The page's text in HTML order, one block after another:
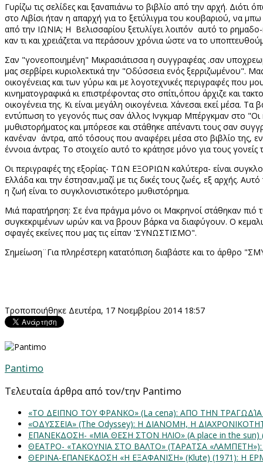
Γυρίζω τις σελίδες και ξαναπιάνω το βιβλίο από την αρχή.
στο Λιβίσι ήταν η απαρχή για το ξετύλιγμα του κουβαριού, να
από την ΙΩΝΙΑ; Η Βελισσαρίου ξετυλίγει λοιπόν αυτό το ρημαδο-
καν τι και χρειάζεται να περάσουν χρόνια ώστε να το
Σαν "γονεοποιημένη" Μικρασιάτισσα η συγγραφέας .σαν
μας σερβίρει κυριολεκτικά την "Οδύσσεια ενός ξερριζωμένου".
οικογένειας και των γύρω και με λογοτεχνικές περιγραφές που
κινηματογραφικά κι επιστρέφοντας στο σπίτι,όπου άρχιζε και
οικογένεια της. Κι είναι μεγάλη οικογένεια. Χάνεσαι εκεί μέσα.
εντύπωση το γεγονός πως σαν άλλος Ινγκμαρ Μπέργκμαν στο "Οι
μυθιστορήματος και μπόρεσε και στάθηκε απέναντι τους σαν
κανέναν άντρα, από τόσους που αναφέρει μέσα στο βιβλίο της,
έννοια άντρας. Το στοιχείο αυτό το κράτησε μόνο για τους γονείς
Οι περιγραφές της εξορίας- ΤΩΝ ΕΞΟΡΙΩΝ καλύτερα- είναι
Ελλάδα και την έστησαν,μαζί με τις δικές τους ζωές, εξ αρχής.
η ζωή είναι το συγκλονιστικότερο μυθιστόρημα.
Μιά παρατήρηση: Σε ένα πράγμα μόνο οι Μακρηνοί στάθηκαν πιό
συγκεκριμένων ωρών και να βρουν βάρκα να διαφύγουν. Ο
σφαγές εκείνες που μας τις είπαν 'ΣΥΝΩΣΤΙΣΜΟ".
Σημείωση¨Για πληρέστερη κατατόπιση διαβάστε και το άρθρο
Τροποποιήθηκε Δευτέρα, 17 Νοεμβρίου 2014 18:57
Pantimo
Τελευταία άρθρα από τον/την Pantimo
«ΤΟ ΔΕΙΠΝΟ ΤΟΥ ΦΡΑΝΚΟ» (La cena): ΑΠΟ ΤΗΝ
«ΟΔΥΣΣΕΙΑ» (The Odyssey): Η ΔΙΑΝΟΜΗ, Η
ΕΠΑΝΕΚΔΟΣΗ- «ΜΙΑ ΘΕΣΗ ΣΤΟΝ ΗΛΙΟ» (Α place in the
ΘΕΑΤΡΟ- «ΤΑΚΟΥΝΙΑ ΣΤΟ ΒΑΛΤΟ» (ΤΑΡΑΤΣΑ
ΘΕΡΙΝΑ-ΕΠΑΝΕΚΔΟΣΗ «Η ΕΞΑΦΑΝΙΣΗ» (Klute) (1971): Η